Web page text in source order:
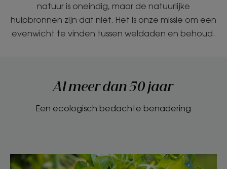
natuur is oneindig, maar de natuurlijke
hulpbronnen zijn dat niet. Het is onze missie om een
evenwicht te vinden tussen weldaden en behoud.
Al meer dan 50 jaar
Een ecologisch bedachte benadering